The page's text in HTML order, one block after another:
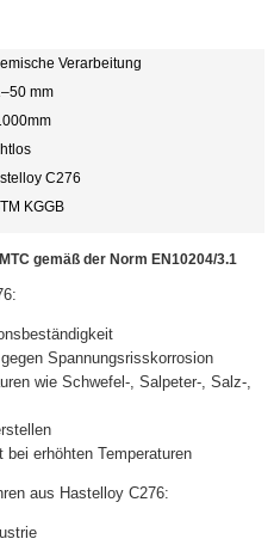
Verarbeitung
mm
C276
KGGB
gemäß der Norm EN10204/3.1
Spannungsrisskorrosion
wie Schwefel-, Salpeter-, Salz-,
erhöhten Temperaturen
aus Hastelloy C276: